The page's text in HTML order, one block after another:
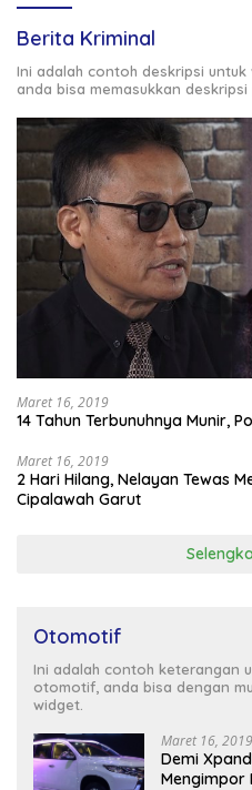
Berita Kriminal
Ini adalah contoh deskripsi
anda bisa memasukkan
Maret 16, 2019
14 Tahun Terbunuhnya Munir,
Maret 16, 2019
2 Hari Hilang, Nelayan Tewas
Cipalawah Garut
Otomotif
Ini adalah contoh keterangan
otomotif, anda bisa dengan
widget.
Maret 16, 2019
Demi
Mengimpor